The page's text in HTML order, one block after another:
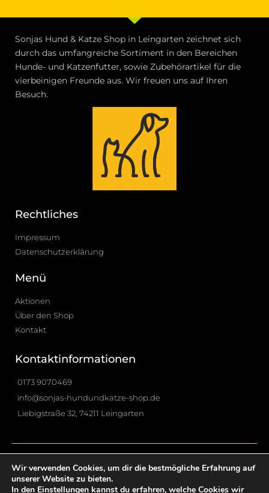
Sonjas Hund & Katze Shop in Leingarten zeichnet sich
durch das umfangreiche Sortiment in den Bereichen
Hunde- und Katzenfutter, sowie Zubehörartikel für die
vierbeinigen Freunde aus. Wir freuen uns auf Ihren
Besuch.
Rechtliches
Impressum
Datenschutzerklärung
Menü
Aktionen
Über den Shop
Kontakt
Kontaktinformationen
0173 9070469
info@sonjas-hundundkatze-shop.de
Liebigstraße 32, 74211 Leingarten
Sonjas Hund & Katze Shop © 2021 All rights reserved. Designed by
Florian Weinmann Consulting
Wir verwenden Cookies, um dir die bestmögliche Erfahrung auf
unserer Website zu bieten.
In den Einstellungen kannst du erfahren, welche Cookies wir